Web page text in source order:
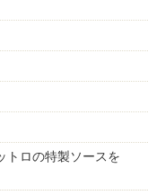
トロの特製ソースを